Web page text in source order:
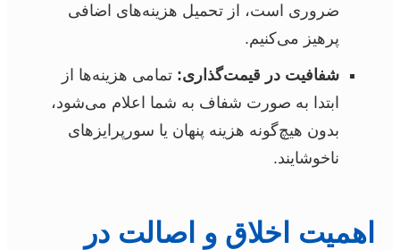
ضروری است، از تحمیل هزینه‌های اضافی
پرهیز می‌کنیم.
شفافیت در قیمت‌گذاری: تمامی هزینه‌ها از
ابتدا به صورت شفاف به شما اعلام می‌شود،
بدون هیچ‌گونه هزینه پنهان یا سورپرایزهای
ناخوشایند.
اهمیت اخلاق و اصالت در